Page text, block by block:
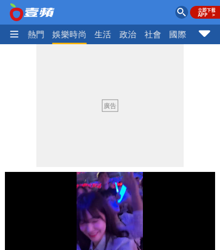
焦點 熱門 娛樂時尚 生活 政治 社會 國際 財經